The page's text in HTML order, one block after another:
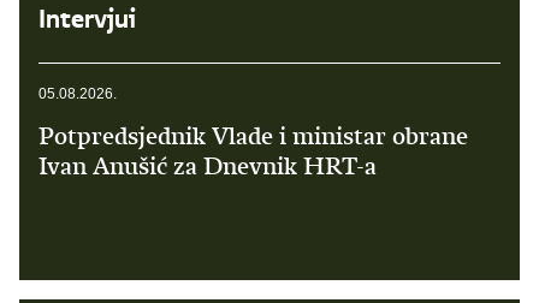
Intervjui
05.08.2026.
Potpredsjednik Vlade i ministar obrane
Ivan Anušić za Dnevnik HRT-a